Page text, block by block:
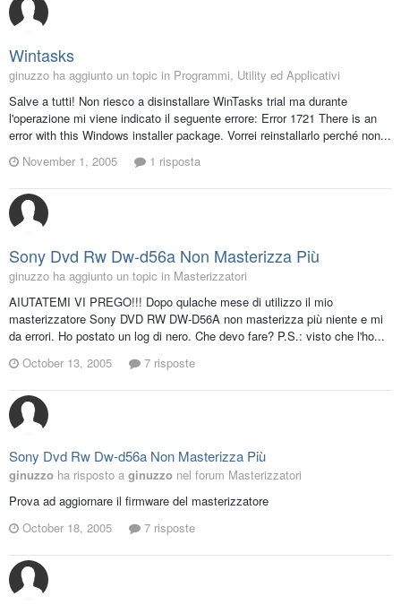
Wintasks
ginuzzo ha aggiunto un topic in Programmi, Utility ed Applicativi
Salve a tutti! Non riesco a disinstallare WinTasks trial ma durante
l'operazione mi viene indicato il seguente errore: Error 1721 There is an
error with this Windows installer package. Vorrei reinstallarlo perché non...
November 1, 2005
1 risposta
Sony Dvd Rw Dw-d56a Non Masterizza Più
ginuzzo ha aggiunto un topic in Masterizzatori
AIUTATEMI VI PREGO!!! Dopo qulache mese di utilizzo il mio
masterizzatore Sony DVD RW DW-D56A non masterizza più niente e mi
da errori. Ho postato un log di nero. Che devo fare? P.S.: visto che l'ho...
October 13, 2005
7 risposte
Sony Dvd Rw Dw-d56a Non Masterizza Più
ginuzzo ha risposto a ginuzzo nel forum Masterizzatori
Prova ad aggiornare il firmware del masterizzatore
October 18, 2005
7 risposte